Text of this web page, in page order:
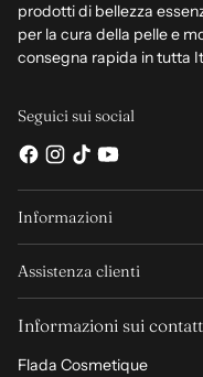
prodotti di bellezza
per la cura della pelle e
consegna rapida in tutta
Seguici sui social
Informazioni
Assistenza clienti
Informazioni sui
Flada Cosmetique